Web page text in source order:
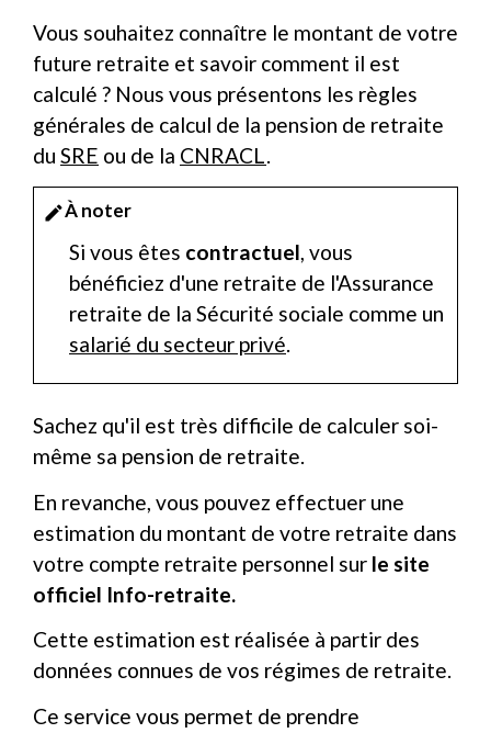
Vous souhaitez connaître le montant de votre
future retraite et savoir comment il est
calculé ? Nous vous présentons les règles
générales de calcul de la pension de retraite
du SRE ou de la CNRACL.
editÀ noter
Si vous êtes contractuel, vous
bénéficiez d'une retraite de l'Assurance
retraite de la Sécurité sociale comme un
salarié du secteur privé.
Sachez qu'il est très difficile de calculer soi-
même sa pension de retraite.
En revanche, vous pouvez effectuer une
estimation du montant de votre retraite dans
votre compte retraite personnel sur le site
officiel Info-retraite.
Cette estimation est réalisée à partir des
données connues de vos régimes de retraite.
Ce service vous permet de prendre